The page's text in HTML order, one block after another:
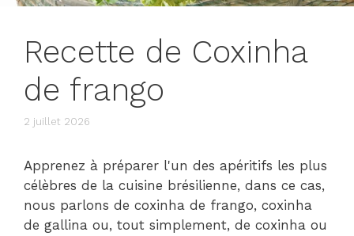
Recette de Coxinha
de frango
2 juillet 2026
Apprenez à préparer l'un des apéritifs les plus
célèbres de la cuisine brésilienne, dans ce cas,
nous parlons de coxinha de frango, coxinha
de gallina ou, tout simplement, de coxinha ou